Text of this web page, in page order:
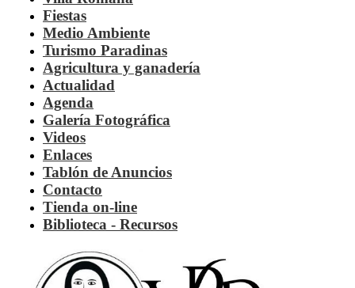
Fiestas
Medio Ambiente
Turismo Paradinas
Agricultura y ganadería
Actualidad
Agenda
Galería Fotográfica
Videos
Enlaces
Tablón de Anuncios
Contacto
Tienda on-line
Biblioteca - Recursos